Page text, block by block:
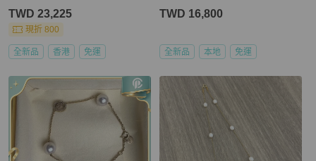
TWD 23,225
現折 800
全新品 香港 免運
TWD 16,800
全新品 本地 免運